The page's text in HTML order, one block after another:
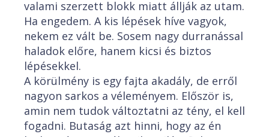
valami szerzett blokk miatt állják az utam.
Ha engedem. A kis lépések híve vagyok,
nekem ez vált be. Sosem nagy durranással
haladok előre, hanem kicsi és biztos
lépésekkel.
A körülmény is egy fajta akadály, de erről
nagyon sarkos a véleményem. Először is,
amin nem tudok változtatni az tény, el kell
fogadni. Butaság azt hinni, hogy az én